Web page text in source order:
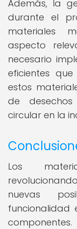
Además, la
durante el
materiales
aspecto
necesario
eficientes
estos
de
circular en la
Los
nuevas
funcionalidad
componentes.